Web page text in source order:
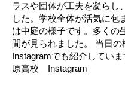
ラスや団体が工夫を凝らし
した。学校全体が活気に包
は中庭の様子です。多くの
間が見られました。 当日
Instagramでも紹介してい
原高校 Instagram